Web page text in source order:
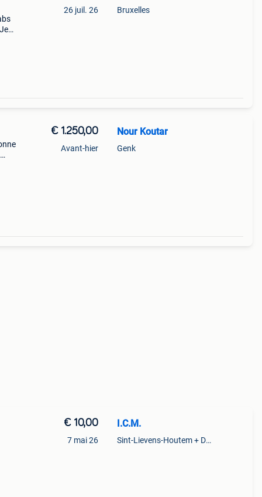
26 juil. 26 Bruxelles
€ 1.250,00
Avant-hier
Nour Koutar
Genk
€ 10,00
7 mai 26
I.C.M.
Sint-Lievens-Houtem + Deel Oombergen